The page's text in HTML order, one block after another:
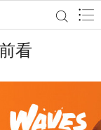
看